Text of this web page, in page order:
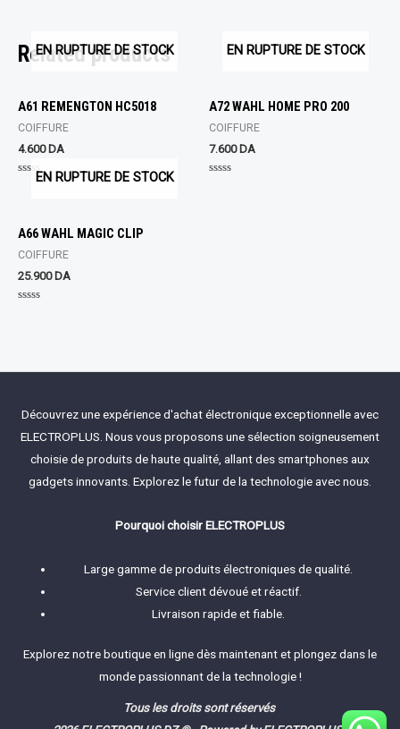
Related products
EN RUPTURE DE STOCK
A61 REMENGTON HC5018
COIFFURE
4.600DA
Rated
5
EN RUPTURE DE STOCK
A72 WAHL HOME PRO 200
COIFFURE
7.600DA
EN RUPTURE DE STOCK
A66 WAHL MAGIC CLIP
COIFFURE
25.900DA
Découvrez une expérience d'achat électronique exceptionnelle avec
ELECTROPLUS. Nous vous proposons une sélection soigneusement
choisie de produits de haute qualité, allant des smartphones aux
gadgets innovants. Explorez le futur de la technologie avec nous.
Pourquoi choisir ELECTROPLUS
Large gamme de produits électroniques de qualité.
Service client dévoué et réactif.
Livraison rapide et fiable.
Explorez notre boutique en ligne dès maintenant et plongez dans le
monde passionnant de la technologie !
Tous les droits sont réservés